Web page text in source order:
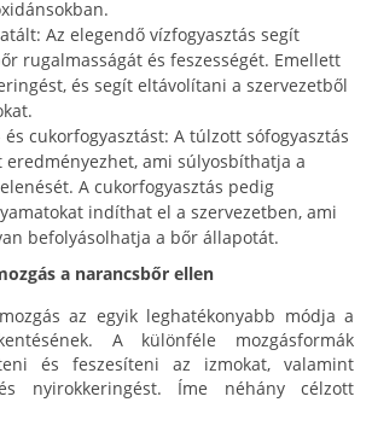
Az elegendő vízfogyasztás segít
rugalmasságát és feszességét. Emellett
és segít eltávolítani a szervezetből
és cukorfogyasztást: A túlzott sófogyasztás
eredményezhet, ami súlyosbíthatja a
A cukorfogyasztás pedig
indíthat el a szervezetben, ami
befolyásolhatja a bőr állapotát.
a narancsbőr ellen
az egyik leghatékonyabb módja a
A különféle mozgásformák
és feszesíteni az izmokat, valamint
nyirokkeringést. Íme néhány célzott